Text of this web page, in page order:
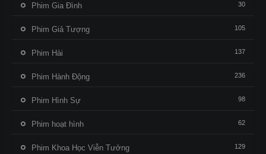
Phim Gia Đình 30
Phim Giả Tượng 105
Phim Hài 137
Phim Hành Động 236
Phim Hình Sự 98
Phim hoạt hình 62
Phim Khoa Học Viễn Tưởng 129